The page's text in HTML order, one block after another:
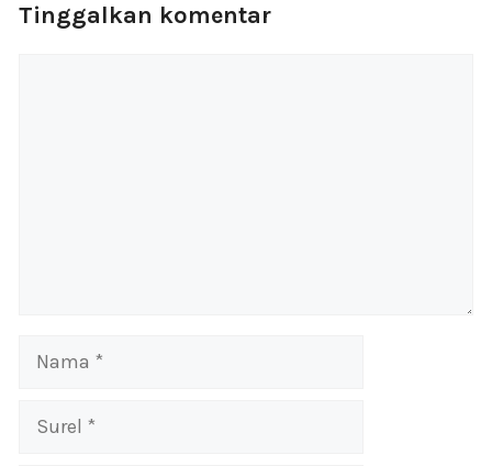
Tinggalkan komentar
Nama
Surel